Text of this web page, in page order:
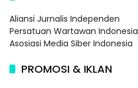
Aliansi Jurnalis Independen
Persatuan Wartawan Indonesia
Asosiasi Media Siber Indonesia
PROMOSI & IKLAN